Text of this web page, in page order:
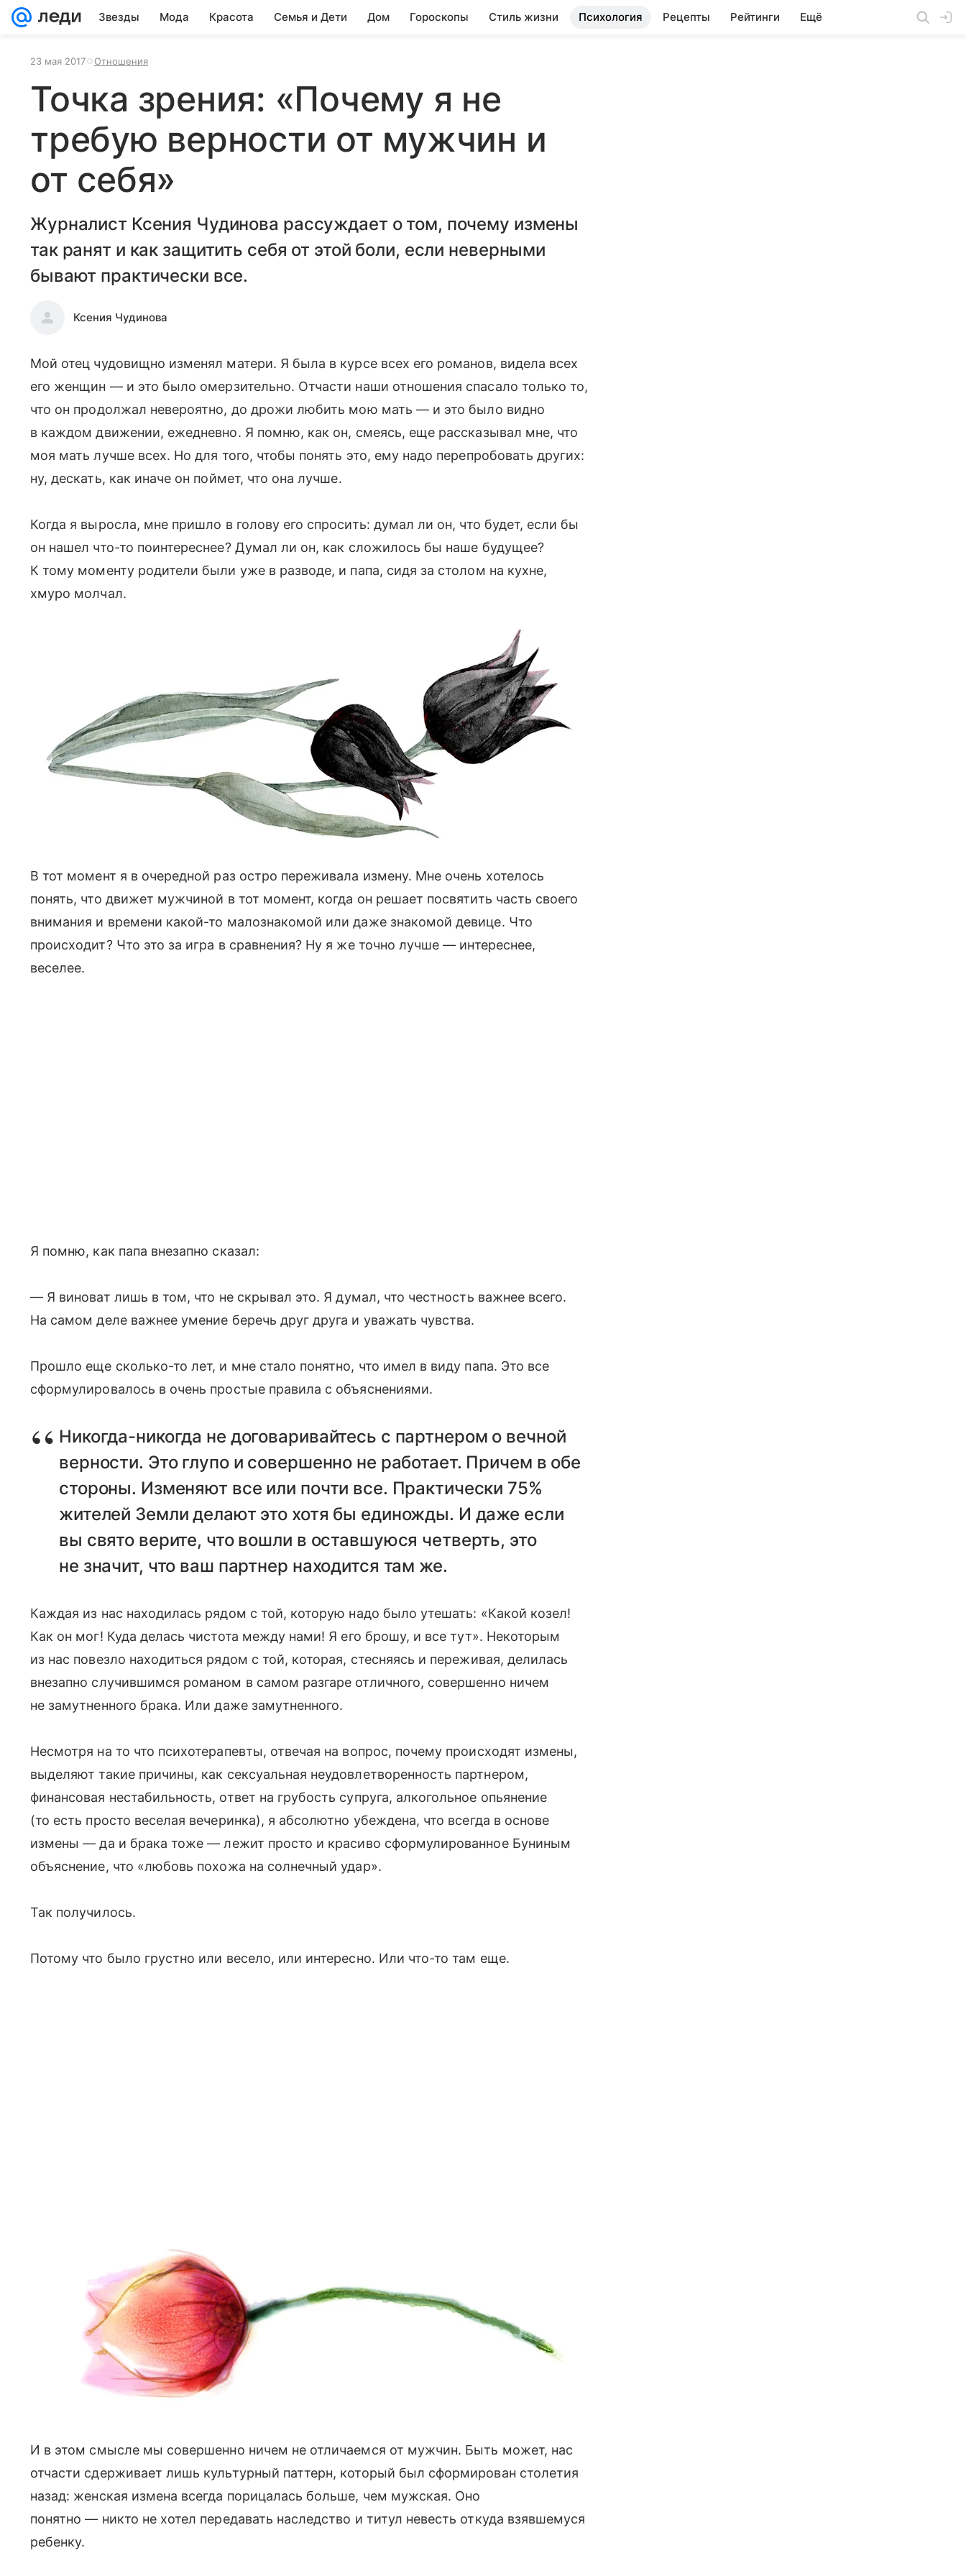
Звезды Мода Красота Семья и Дети Дом Гороскопы Стиль жизни Психология Рецепты Рейтинги Ещё
23 мая 2017 Отношения
Точка зрения: «Почему я не
требую верности от мужчин и
от себя»
Журналист Ксения Чудинова рассуждает о том, почему измены
так ранят и как защитить себя от этой боли, если неверными
бывают практически все.
Ксения Чудинова
Мой отец чудовищно изменял матери. Я была в курсе всех его романов, видела всех
его женщин — и это было омерзительно. Отчасти наши отношения спасало только то,
что он продолжал невероятно, до дрожи любить мою мать — и это было видно
в каждом движении, ежедневно. Я помню, как он, смеясь, еще рассказывал мне, что
моя мать лучше всех. Но для того, чтобы понять это, ему надо перепробовать других:
ну, дескать, как иначе он поймет, что она лучше.
Когда я выросла, мне пришло в голову его спросить: думал ли он, что будет, если бы
он нашел что-то поинтереснее? Думал ли он, как сложилось бы наше будущее?
К тому моменту родители были уже в разводе, и папа, сидя за столом на кухне,
хмуро молчал.
В тот момент я в очередной раз остро переживала измену. Мне очень хотелось
понять, что движет мужчиной в тот момент, когда он решает посвятить часть своего
внимания и времени какой-то малознакомой или даже знакомой девице. Что
происходит? Что это за игра в сравнения? Ну я же точно лучше — интереснее,
веселее.
Я помню, как папа внезапно сказал:
— Я виноват лишь в том, что не скрывал это. Я думал, что честность важнее всего.
На самом деле важнее умение беречь друг друга и уважать чувства.
Прошло еще сколько-то лет, и мне стало понятно, что имел в виду папа. Это все
сформулировалось в очень простые правила с объяснениями.
Никогда-никогда не договаривайтесь с партнером о вечной
верности. Это глупо и совершенно не работает. Причем в обе
стороны. Изменяют все или почти все. Практически 75%
жителей Земли делают это хотя бы единожды. И даже если
вы свято верите, что вошли в оставшуюся четверть, это
не значит, что ваш партнер находится там же.
Каждая из нас находилась рядом с той, которую надо было утешать: «Какой козел!
Как он мог! Куда делась чистота между нами! Я его брошу, и все тут». Некоторым
из нас повезло находиться рядом с той, которая, стесняясь и переживая, делилась
внезапно случившимся романом в самом разгаре отличного, совершенно ничем
не замутненного брака. Или даже замутненного.
Несмотря на то что психотерапевты, отвечая на вопрос, почему происходят измены,
выделяют такие причины, как сексуальная неудовлетворенность партнером,
финансовая нестабильность, ответ на грубость супруга, алкогольное опьянение
(то есть просто веселая вечеринка), я абсолютно убеждена, что всегда в основе
измены — да и брака тоже — лежит просто и красиво сформулированное Буниным
объяснение, что «любовь похожа на солнечный удар».
Так получилось.
Потому что было грустно или весело, или интересно. Или что-то там еще.
И в этом смысле мы совершенно ничем не отличаемся от мужчин. Быть может, нас
отчасти сдерживает лишь культурный паттерн, который был сформирован столетия
назад: женская измена всегда порицалась больше, чем мужская. Оно
понятно — никто не хотел передавать наследство и титул невесть откуда взявшемуся
ребенку.